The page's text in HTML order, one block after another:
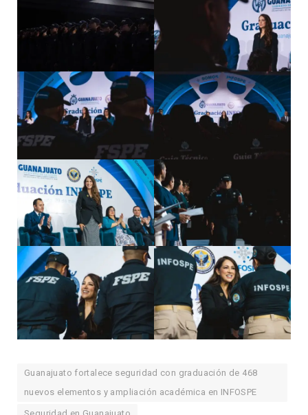
Guanajuato fortalece seguridad con graduación de 468
nuevos elementos y ampliación académica en INFOSPE